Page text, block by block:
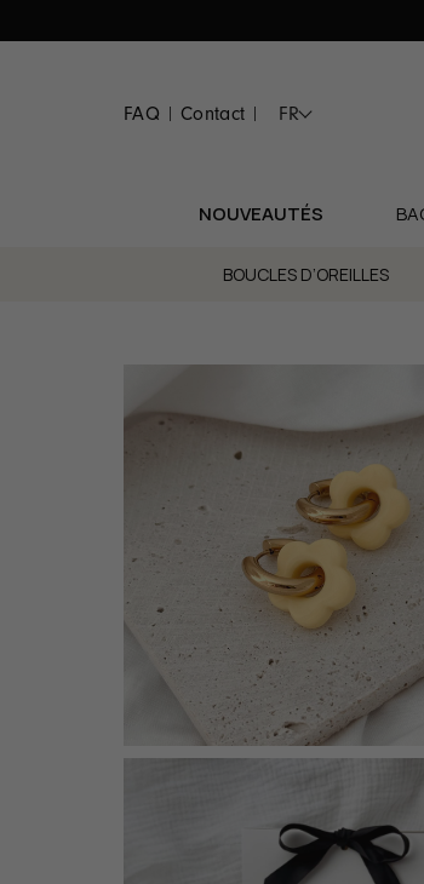
au
FAQ | Contact | FR
NOUVEAUTÉS
BOUCLES D’OREILLES